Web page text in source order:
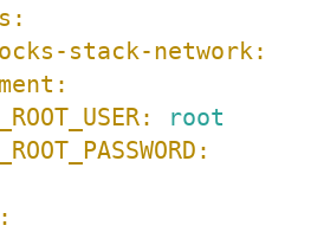
stack-network:
root